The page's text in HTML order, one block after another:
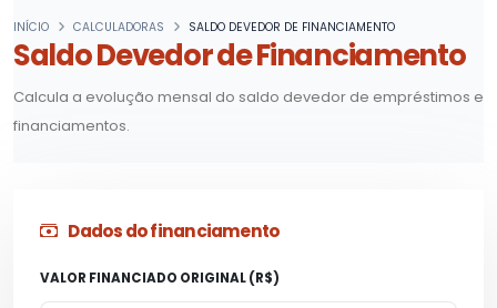
Saldo Devedor de Financiamento
Calcula a evolução mensal do saldo devedor de empréstimos e
financiamentos.
INÍCIO CALCULADORAS SALDO DEVEDOR DE FINANCIAMENTO
Dados do financiamento
VALOR FINANCIADO ORIGINAL (R$)